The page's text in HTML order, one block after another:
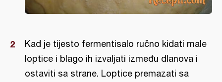
Kad je tijesto fermentisalo ručno kidati male
loptice i blago ih izvaljati između dlanova i
ostaviti sa strane. Loptice premazati sa